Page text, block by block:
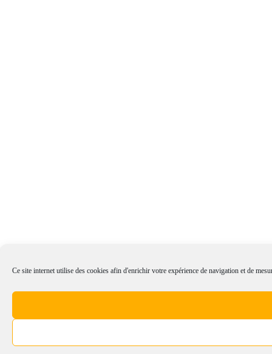
Ce site internet utilise des cookies afin d'enrichir votre expérience de navigation et de